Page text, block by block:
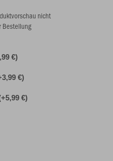
nicht
Bestellung
€)
€)
€)